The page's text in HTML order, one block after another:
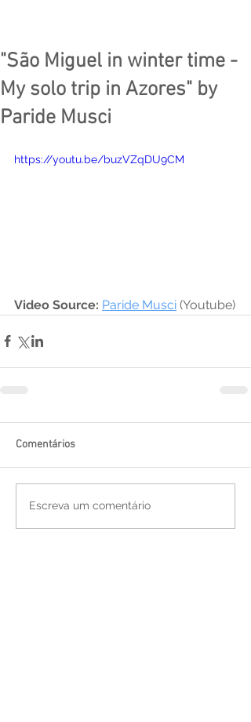
"São Miguel in winter time -
My solo trip in Azores" by
Paride Musci
https://youtu.be/buzVZqDU9CM
Video Source: Paride Musci (Youtube)
Comentários
Escreva um comentário